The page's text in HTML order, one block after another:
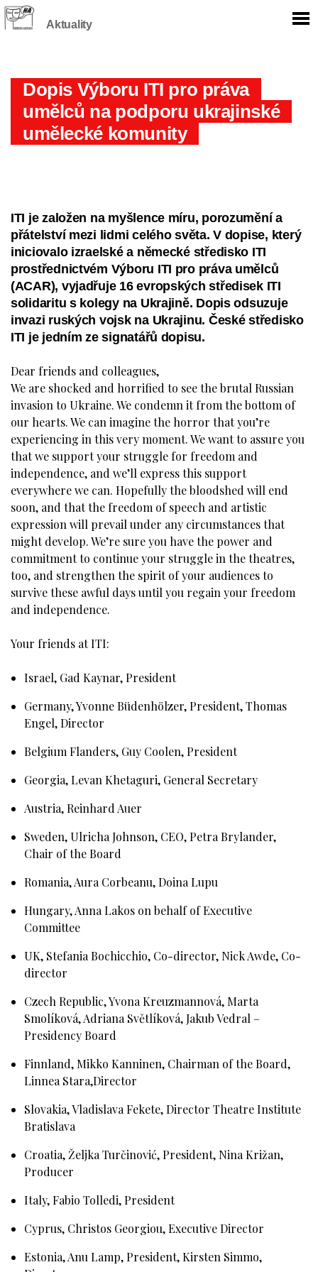
Aktuality
Dopis Výboru ITI pro práva
umělců na podporu ukrajinské
umělecké komunity
ITI je založen na myšlence míru, porozumění a
přátelství mezi lidmi celého světa. V dopise, který
iniciovalo izraelské a německé středisko ITI
prostřednictvém Výboru ITI pro práva umělců
(ACAR), vyjadřuje 16 evropských středisek ITI
solidaritu s kolegy na Ukrajině. Dopis odsuzuje
invazi ruských vojsk na Ukrajinu. České středisko
ITI je jedním ze signatářů dopisu.
Dear friends and colleagues,
We are shocked and horrified to see the brutal Russian
invasion to Ukraine. We condemn it from the bottom of
our hearts. We can imagine the horror that you’re
experiencing in this very moment. We want to assure you
that we support your struggle for freedom and
independence, and we’ll express this support
everywhere we can. Hopefully the bloodshed will end
soon, and that the freedom of speech and artistic
expression will prevail under any circumstances that
might develop. We’re sure you have the power and
commitment to continue your struggle in the theatres,
too, and strengthen the spirit of your audiences to
survive these awful days until you regain your freedom
and independence.
Your friends at ITI:
Israel, Gad Kaynar, President
Germany, Yvonne Büdenhölzer, President, Thomas
Engel, Director
Belgium Flanders, Guy Coolen, President
Georgia, Levan Khetaguri, General Secretary
Austria, Reinhard Auer
Sweden, Ulricha Johnson, CEO, Petra Brylander,
Chair of the Board
Romania, Aura Corbeanu, Doina Lupu
Hungary, Anna Lakos on behalf of Executive
Committee
UK, Stefania Bochicchio, Co-director, Nick Awde, Co-
director
Czech Republic, Yvona Kreuzmannová, Marta
Smolíková, Adriana Světlíková, Jakub Vedral –
Presidency Board
Finnland, Mikko Kanninen, Chairman of the Board,
Linnea Stara,Director
Slovakia, Vladislava Fekete, Director Theatre Institute
Bratislava
Croatia, Željka Turčinović, President, Nina Križan,
Producer
Italy, Fabio Tolledi, President
Cyprus, Christos Georgiou, Executive Director
Estonia, Anu Lamp, President, Kirsten Simmo,